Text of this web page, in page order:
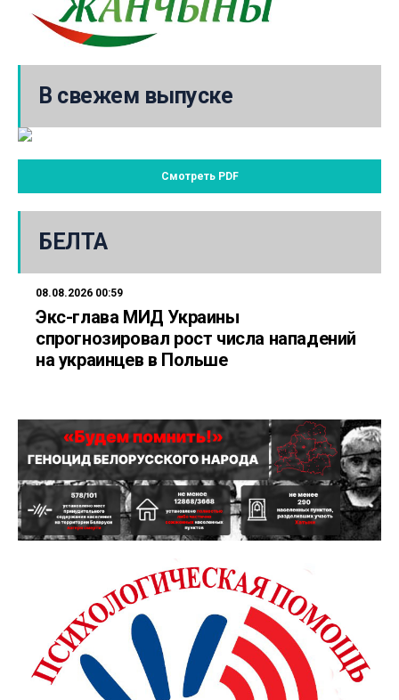
В свежем выпуске
Смотреть PDF
БЕЛТА
08.08.2026 00:59
Экс-глава МИД Украины
спрогнозировал рост числа нападений
на украинцев в Польше